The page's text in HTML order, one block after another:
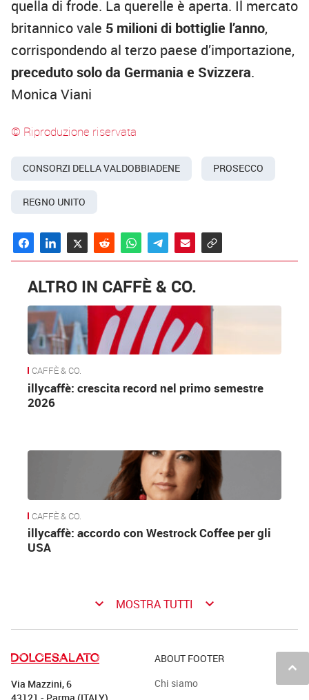
quella di frode. La querelle è aperta. Il mercato
britannico vale 5 milioni di bottiglie l’anno,
corrispondendo al terzo paese d’importazione,
preceduto solo da Germania e Svizzera.
Monica Viani
© Riproduzione riservata
CONSORZI DELLA VALDOBBIADENE PROSECCO
REGNO UNITO
ALTRO IN CAFFÈ & CO.
CAFFÈ & CO.
illycaffè: crescita record nel primo semestre
2026
CAFFÈ & CO.
illycaffè: accordo con Westrock Coffee per gli
USA
keyboard_arrow_down MOSTRA TUTTI keyboard_arrow_down
keyboard_arrow_up
Via Mazzini, 6
ABOUT FOOTER
Chi siamo